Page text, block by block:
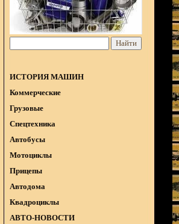
ИСТОРИЯ МАШИН
Коммерческие
Грузовые
Спецтехника
Автобусы
Мотоциклы
Прицепы
Автодома
Квадроциклы
АВТО-НОВОСТИ